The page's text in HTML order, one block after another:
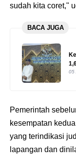
sudah kita coret,"
BACA JUGA
05
Pemerintah
kesempatan
yang terindikasi
lapangan dan